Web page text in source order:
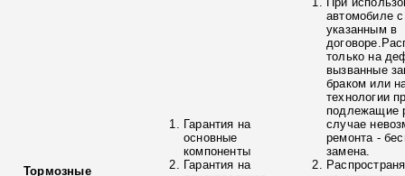
Тормозные
Гарантия на
основные
компоненты
Гарантия на
автомобиле
указанным в
только на
вызванные
браком или
технологии
подлежащие
случае
ремонта -
замена.